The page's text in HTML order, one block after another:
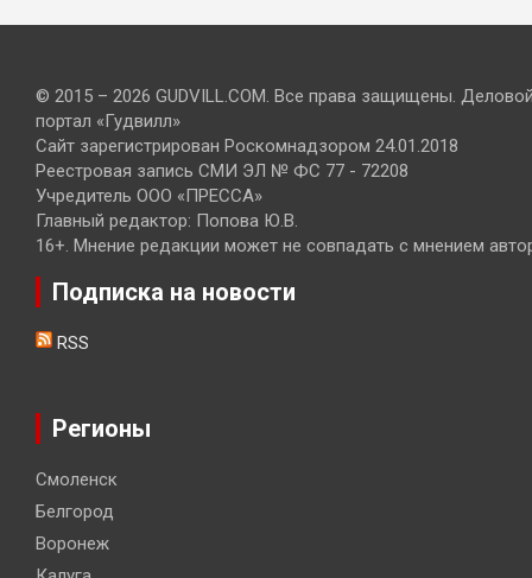
© 2015 – 2026 GUDVILL.COM. Все права защищены.
портал «Гудвилл»
Сайт зарегистрирован Роскомнадзором 24.01.2018
Реестровая запись СМИ ЭЛ № ФС 77 - 72208
Учредитель ООО «ПРЕССА»
Главный редактор: Попова Ю.В.
16+. Мнение редакции может не совпадать с мнением
Подписка на новости
RSS
Регионы
Смоленск
Белгород
Воронеж